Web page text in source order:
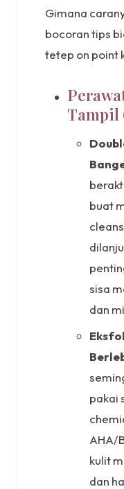
Gimana
bocoran tips
tetep on point
Tampil
buat
sisa
dan
pakai
AHA/
kulit
dan